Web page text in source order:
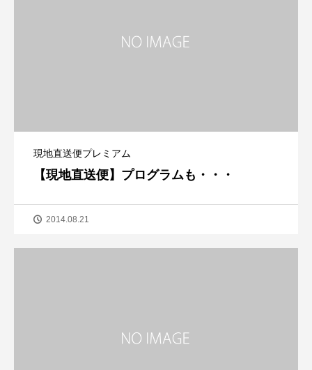
現地直送便プレミアム
【現地直送便】プログラムも・・・
2014.08.21